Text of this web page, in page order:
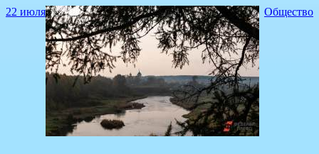
22 июля Общество